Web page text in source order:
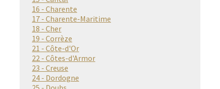
16 - Charente
17 - Charente-Maritime
18 - Cher
19 - Corrèze
21 - Côte-d'Or
22 - Côtes-d'Armor
23 - Creuse
24 - Dordogne